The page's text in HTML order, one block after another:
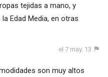
tejidas a mano, y
Edad Media, en otras
el 7 may. 13
son muy altos